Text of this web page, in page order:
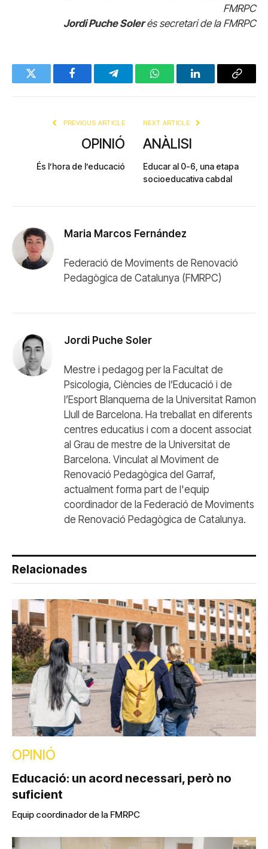
FMRPC
Jordi Puche Solerés secretari de la FMRPC
Twitter FacebookTelegramWhatsAppLinkedInCopy
PREVIOUS ARTICLE
OPINIÓ
És l’hora de l’educació
NEXT ARTICLE
ANÀLISI
Educar al 0-6, una etapa
socioeducativa cabdal
Maria Marcos Fernández
Federació de Moviments de Renovació
Pedagògica de Catalunya (FMRPC)
Jordi Puche Soler
Mestre i pedagog per la Facultat de
Psicologia, Ciències de l’Educació i de
l’Esport Blanquerna de la Universitat Ramon
Llull de Barcelona. Ha treballat en diferents
centres educatius i com a docent associat
al Grau de mestre de la Universitat de
Barcelona. Vinculat al Moviment de
Renovació Pedagògica del Garraf,
actualment forma part de l'equip
coordinador de la Federació de Moviments
de Renovació Pedagògica de Catalunya.
Relacionades
OPINIÓ
Educació: un acord necessari, però no
suficient
Equip coordinador de la FMRPC